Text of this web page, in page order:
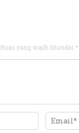
Ruas yang wajib ditandai *